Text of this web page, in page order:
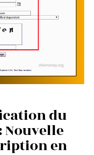
du
Nouvelle
en